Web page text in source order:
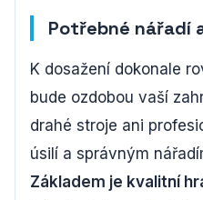
Potřebné nářadí
K dosažení dokonale
bude ozdobou vaší
drahé stroje ani
úsilí a správným
Základem je kvalitní